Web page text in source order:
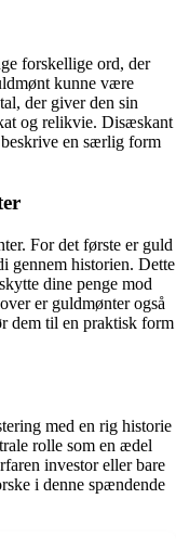
forskellige ord, der
kunne være
der giver den sin
og relikvie. Disæskant
beskrive en særlig form
For det første er guld
gennem historien. Dette
dine penge mod
er guldmønter også
dem til en praktisk form
med en rig historie
rolle som en ædel
investor eller bare
i denne spændende